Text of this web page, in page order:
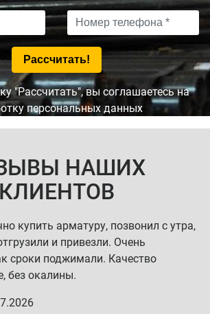
"Рассчитать", вы соглашаетесь на
персональных данных
НАШИХ
КЛИЕНТОВ
купить арматуру, позвонил с утра,
и привезли. Очень
сроки поджимали. Качество
без окалины.